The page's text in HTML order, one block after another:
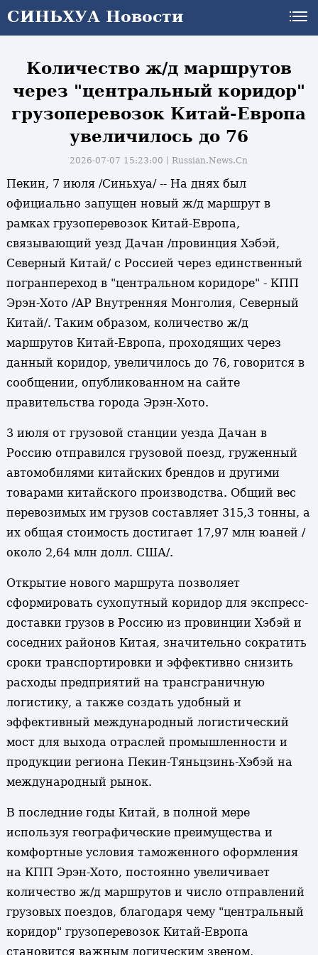
СИНЬХУА Новости
СИНЬХУА Новости
Количество ж/д маршрутов
через "центральный коридор"
грузоперевозок Китай-Европа
увеличилось до 76
2026-07-07 15:23:00丨Russian.News.Cn
Пекин, 7 июля /Синьхуа/ -- На днях был
официально запущен новый ж/д маршрут в
рамках грузоперевозок Китай-Европа,
связывающий уезд Дачан /провинция Хэбэй,
Северный Китай/ с Россией через единственный
погранпереход в "центральном коридоре" - КПП
Эрэн-Хото /АР Внутренняя Монголия, Северный
Китай/. Таким образом, количество ж/д
маршрутов Китай-Европа, проходящих через
данный коридор, увеличилось до 76, говорится в
сообщении, опубликованном на сайте
правительства города Эрэн-Хото.
3 июля от грузовой станции уезда Дачан в
Россию отправился грузовой поезд, груженный
автомобилями китайских брендов и другими
товарами китайского производства. Общий вес
перевозимых им грузов составляет 315,3 тонны, а
их общая стоимость достигает 17,97 млн юаней /
около 2,64 млн долл. США/.
Открытие нового маршрута позволяет
сформировать сухопутный коридор для экспресс-
доставки грузов в Россию из провинции Хэбэй и
соседних районов Китая, значительно сократить
сроки транспортировки и эффективно снизить
расходы предприятий на трансграничную
логистику, а также создать удобный и
эффективный международный логистический
мост для выхода отраслей промышленности и
продукции региона Пекин-Тяньцзинь-Хэбэй на
международный рынок.
В последние годы Китай, в полной мере
используя географические преимущества и
комфортные условия таможенного оформления
на КПП Эрэн-Хото, постоянно увеличивает
количество ж/д маршрутов и число отправлений
грузовых поездов, благодаря чему "центральный
коридор" грузоперевозок Китай-Европа
становится важным логическим звеном,